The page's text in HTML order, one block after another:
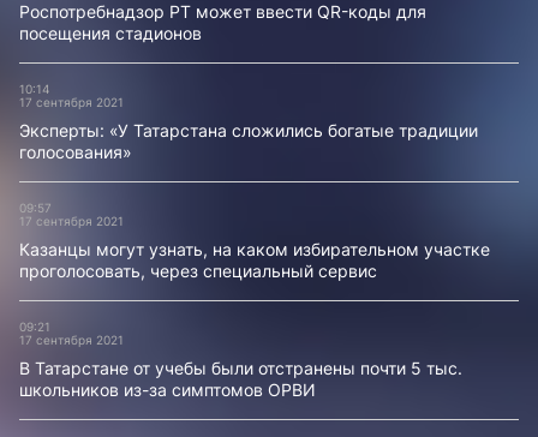
Роспотребнадзор РТ может ввести QR-коды для
посещения стадионов
10:14
17 сентября 2021
Эксперты: «У Татарстана сложились богатые традиции
голосования»
09:57
17 сентября 2021
Казанцы могут узнать, на каком избирательном участке
проголосовать, через специальный сервис
09:21
17 сентября 2021
В Татарстане от учебы были отстранены почти 5 тыс.
школьников из-за симптомов ОРВИ